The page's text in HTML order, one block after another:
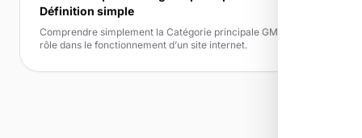
Définition simple
Comprendre simplement la Catégorie principale GMB et son
rôle dans le fonctionnement d’un site internet.